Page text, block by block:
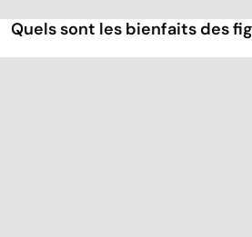
Quels sont les bienfaits des